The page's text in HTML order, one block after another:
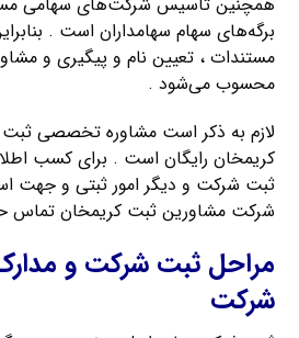
برگه‌های سهام سهامداران است .
مستندات ، تعیین نام و پیگیری و
محسوب می‌شود .
لازم به ذکر است مشاوره تخصصی
کریمخان رایگان است . برای کسب
ثبت شرکت و دیگر امور ثبتی و جهت
شرکت مشاورین ثبت کریمخان تماس
مراحل ثبت شرکت و
شرکت